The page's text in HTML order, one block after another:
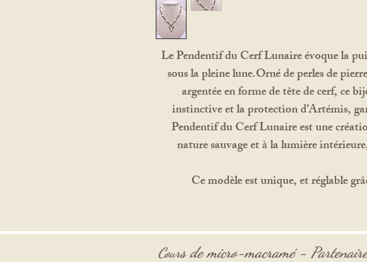
Le Pendentif du Cerf Lunaire évoque la
sous la pleine lune.Orné de perles de
argentée en forme de tête de cerf, ce
instinctive et la protection d’Artémis,
Pendentif du Cerf Lunaire est une
nature sauvage et à la lumière
Ce modèle est unique, et réglable
Cours de micro-macramé -